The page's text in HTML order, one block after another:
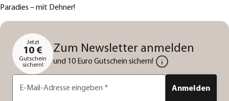
Paradies – mit Dehner!
Jetzt
10 €
Gutschein
sichern!
Zum Newsletter anmelden
und 10 Euro Gutschein sichern!
E-Mail-Adresse eingeben * Anmelden